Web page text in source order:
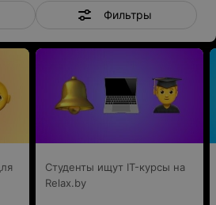
Фильтры
Студенты ищут IT-курсы на
Relax.by